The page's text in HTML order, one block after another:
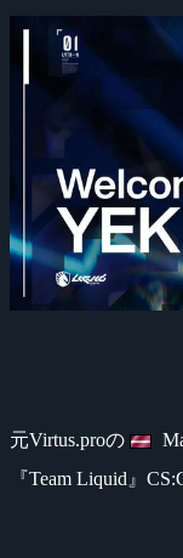
元Virtus.proの
『Team Liquid』